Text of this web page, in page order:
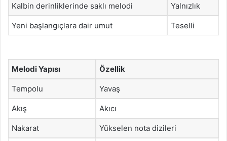
Kalbin derinliklerinde saklı melodi Yalnızlık
Yeni başlangıçlara dair umut Teselli
Melodi Yapısı Özellik
Tempolu Yavaş
Akış Akıcı
Nakarat Yükselen nota dizileri